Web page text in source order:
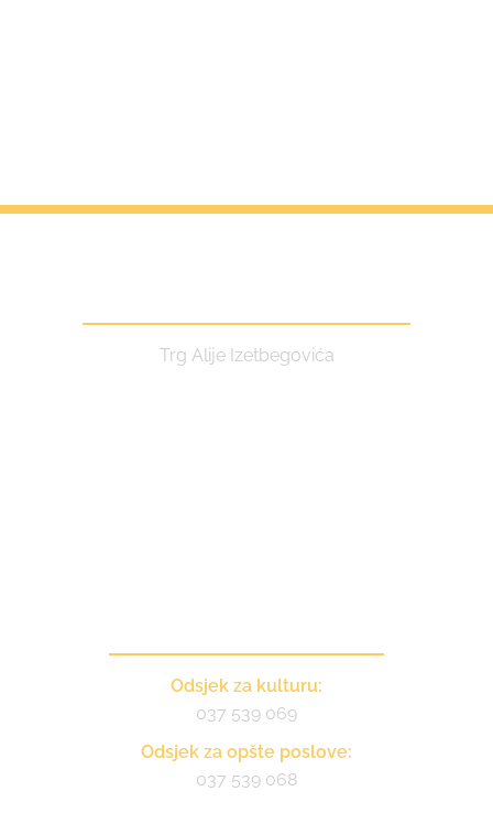
Trg Alije Izetbegovića
Odsjek za kulturu:
037 539 069
Odsjek za opšte poslove:
037 539 068